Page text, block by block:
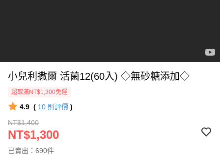
小兒利撒爾 活菌12(60入) ◇無砂糖添加◇
超取滿NT$1,300免運
4.9 ( 10 則評價 )
NT$1,400
NT$1,300
已賣出：690件